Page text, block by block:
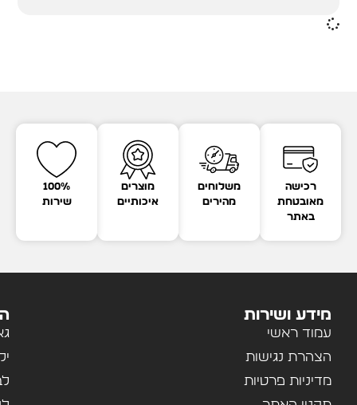
רכישה
מאובטחת
באתר
משלוחים
מהירים
מוצרים
איכותיים
100%
שירות
מידע ושירות
עמוד ראשי
הצהרת נגישות
מדיניות פרטיות